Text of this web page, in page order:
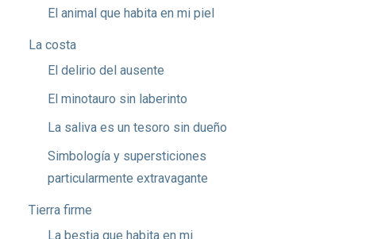
El animal que habita en mi piel
La costa
El delirio del ausente
El minotauro sin laberinto
La saliva es un tesoro sin dueño
Simbología y supersticiones
particularmente extravagante
Tierra firme
La bestia que habita en mi